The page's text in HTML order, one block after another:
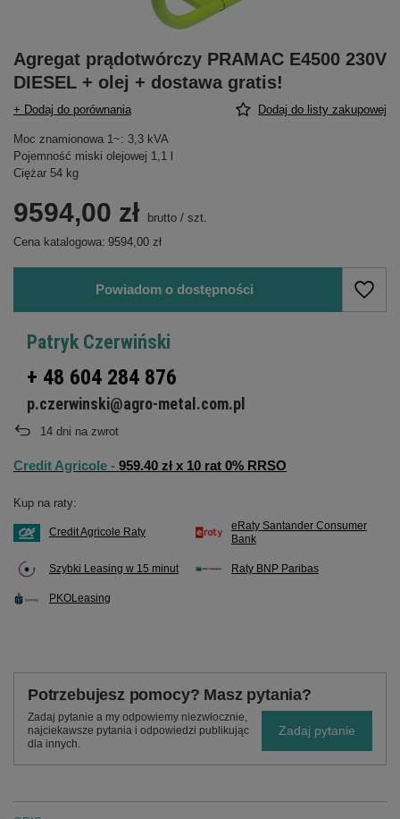
Agregat prądotwórczy PRAMAC E4500 230V
DIESEL + olej + dostawa gratis!
+ Dodaj do porównania Dodaj do listy zakupowej
Moc znamionowa 1~: 3,3 kVA
Pojemność miski olejowej 1,1 l
Ciężar 54 kg
9594,00 zł brutto / szt.
Cena katalogowa: 9594,00 zł
Powiadom o dostępności
Patryk Czerwiński
+ 48 604 284 876
p.czerwinski@agro-metal.com.pl
14 dni na zwrot
Credit Agricole - 959.40 zł x 10 rat 0% RRSO
Kup na raty:
Credit Agricole Raty
eRaty Santander Consumer
Bank
Szybki Leasing w 15 minut Raty BNP Paribas
PKOLeasing
Potrzebujesz pomocy? Masz pytania?
Zadaj pytanie a my odpowiemy niezwłocznie,
najciekawsze pytania i odpowiedzi publikując
dla innych.
Zadaj pytanie